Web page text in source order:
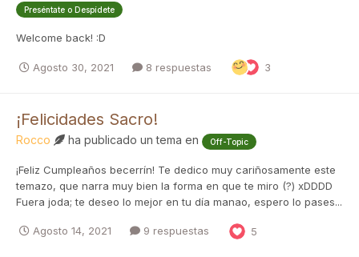
Preséntate o Despídete
Welcome back! :D
Agosto 30, 2021 8 respuestas 3
¡Felicidades Sacro!
Rocco ha publicado un tema en Off-Topic
¡Feliz Cumpleaños becerrín! Te dedico muy cariñosamente este
temazo, que narra muy bien la forma en que te miro (?) xDDDD
Fuera joda; te deseo lo mejor en tu día manao, espero lo pases...
Agosto 14, 2021 9 respuestas 5